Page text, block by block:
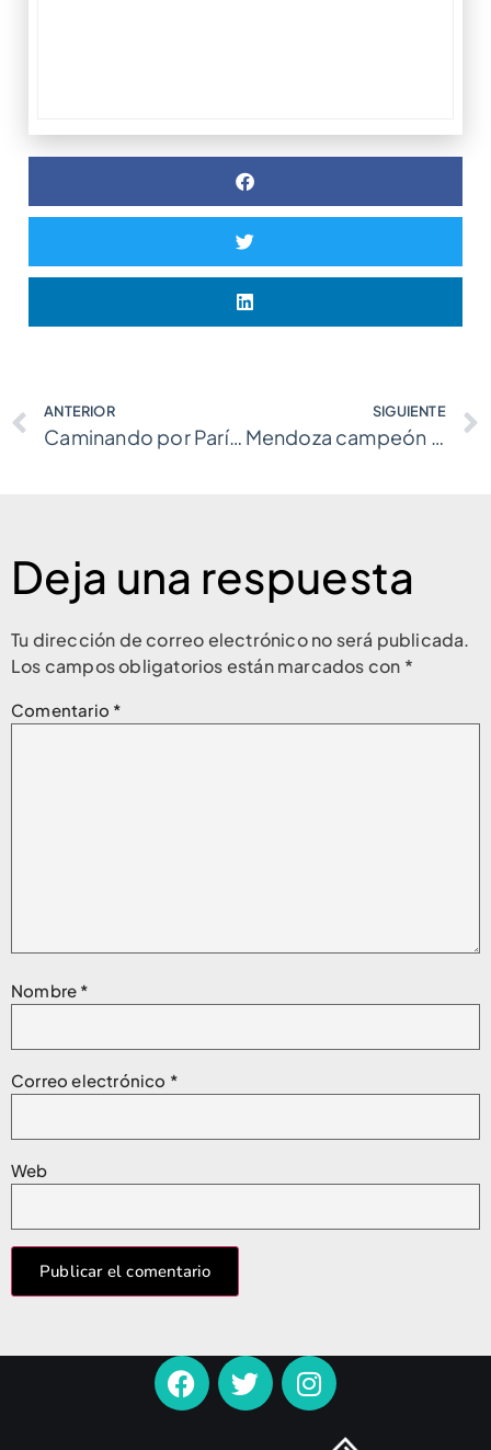
ANTERIOR
Caminando por París. Recorrido por el 5° distrito.
SIGUIENTE
Mendoza campeón del #CamponatoArgentinoQV
Deja una respuesta
Tu dirección de correo electrónico no será publicada.
Los campos obligatorios están marcados con *
Comentario *
Nombre *
Correo electrónico *
Web